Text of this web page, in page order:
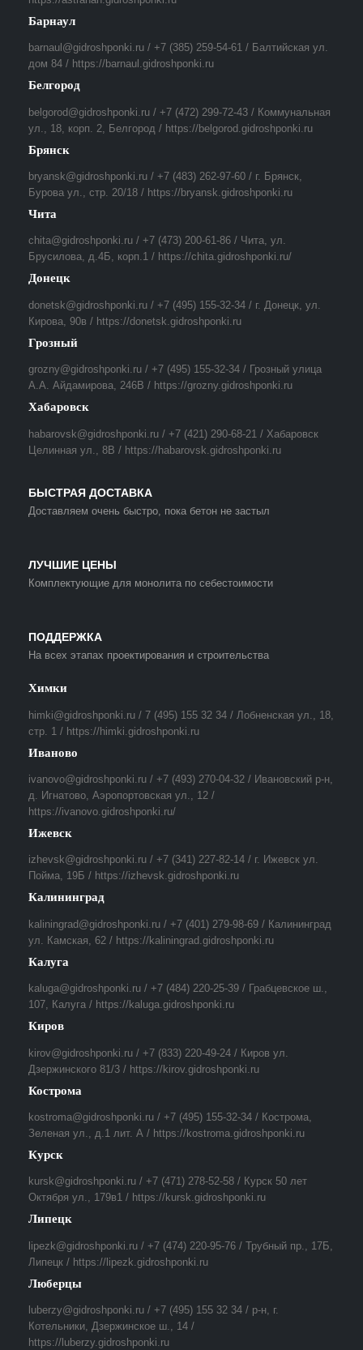
Барнаул
barnaul@gidroshponki.ru / +7 (385) 259-54-61 / Балтийская ул.
дом 84 / https://barnaul.gidroshponki.ru
Белгород
belgorod@gidroshponki.ru / +7 (472) 299-72-43 / Коммунальная
ул., 18, корп. 2, Белгород / https://belgorod.gidroshponki.ru
Брянск
bryansk@gidroshponki.ru / +7 (483) 262-97-60 / г. Брянск,
Бурова ул., стр. 20/18 / https://bryansk.gidroshponki.ru
Чита
chita@gidroshponki.ru / +7 (473) 200-61-86 / Чита, ул.
Брусилова, д.4Б, корп.1 / https://chita.gidroshponki.ru/
Донецк
donetsk@gidroshponki.ru / +7 (495) 155-32-34 / г. Донецк, ул.
Кирова, 90в / https://donetsk.gidroshponki.ru
Грозный
grozny@gidroshponki.ru / +7 (495) 155-32-34 / Грозный улица
А.А. Айдамирова, 246В / https://grozny.gidroshponki.ru
Хабаровск
habarovsk@gidroshponki.ru / +7 (421) 290-68-21 / Хабаровск
Целинная ул., 8В / https://habarovsk.gidroshponki.ru
БЫСТРАЯ ДОСТАВКА
Доставляем очень быстро, пока бетон не застыл
ЛУЧШИЕ ЦЕНЫ
Комплектующие для монолита по себестоимости
ПОДДЕРЖКА
На всех этапах проектирования и строительства
Химки
himki@gidroshponki.ru / 7 (495) 155 32 34 / Лобненская ул., 18,
стр. 1 / https://himki.gidroshponki.ru
Иваново
ivanovo@gidroshponki.ru / +7 (493) 270-04-32 / Ивановский р-н,
д. Игнатово, Аэропортовская ул., 12 /
https://ivanovo.gidroshponki.ru/
Ижевск
izhevsk@gidroshponki.ru / +7 (341) 227-82-14 / г. Ижевск ул.
Пойма, 19Б / https://izhevsk.gidroshponki.ru
Калининград
kaliningrad@gidroshponki.ru / +7 (401) 279-98-69 / Калининград
ул. Камская, 62 / https://kaliningrad.gidroshponki.ru
Калуга
kaluga@gidroshponki.ru / +7 (484) 220-25-39 / Грабцевское ш.,
107, Калуга / https://kaluga.gidroshponki.ru
Киров
kirov@gidroshponki.ru / +7 (833) 220-49-24 / Киров ул.
Дзержинского 81/3 / https://kirov.gidroshponki.ru
Кострома
kostroma@gidroshponki.ru / +7 (495) 155-32-34 / Кострома,
Зеленая ул., д.1 лит. А / https://kostroma.gidroshponki.ru
Курск
kursk@gidroshponki.ru / +7 (471) 278-52-58 / Курск 50 лет
Октября ул., 179в1 / https://kursk.gidroshponki.ru
Липецк
lipezk@gidroshponki.ru / +7 (474) 220-95-76 / Трубный пр., 17Б,
Липецк / https://lipezk.gidroshponki.ru
Люберцы
luberzy@gidroshponki.ru / +7 (495) 155 32 34 / р-н, г.
Котельники, Дзержинское ш., 14 /
https://luberzy.gidroshponki.ru